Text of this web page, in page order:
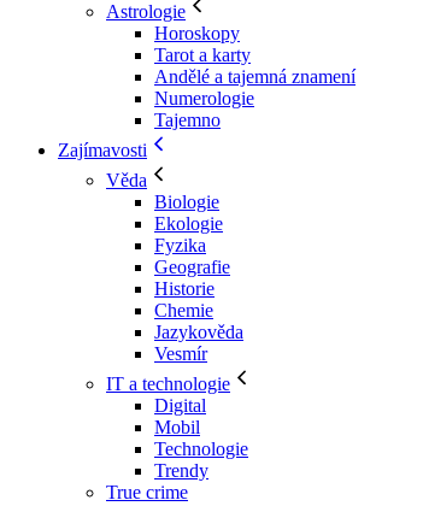
Astrologie
Horoskopy
Tarot a karty
Andělé a tajemná znamení
Numerologie
Tajemno
Zajímavosti
Věda
Biologie
Ekologie
Fyzika
Geografie
Historie
Chemie
Jazykověda
Vesmír
IT a technologie
Digital
Mobil
Technologie
Trendy
True crime